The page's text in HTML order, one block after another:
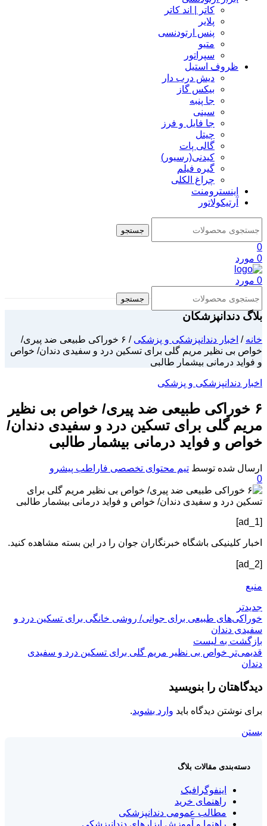
کاتر | اند کاتر
پلایر
پنس ارتودنسی
متیو
سپراتور
ظروف استیل
دیش درب دار
بیکس گاز
جا پنبه
سینی
جا فایل و فرز
چیتل
گالی پات
کیدنی(رسیور)
گیره فیلم
چراغ الکلی
اینسترومنت
آرتیکولاتور
جستجو
0
0 مورد
0 مورد
جستجو
بلاگ دندانپزشکان
خانه / اخبار دندانپزشکی و پزشکی /
۶ خوراکی طبیعی ضد پیری/
خواص بی نظیر مریم گلی برای تسکین درد و سفیدی دندان/ خواص
و فواید درمانی بیشمار طالبی
اخبار دندانپزشکی و پزشکی
۶ خوراکی طبیعی ضد پیری/ خواص بی نظیر
مریم گلی برای تسکین درد و سفیدی دندان/
خواص و فواید درمانی بیشمار طالبی
ارسال شده توسط تیم محتوای تخصصی فاراطب پیشرو
0
[ad_1]
اخبار کلینیکی باشگاه خبرنگاران جوان را در این بسته مشاهده کنید.
[ad_2]
منبع
جدیدتر
خوراکی‌های طبیعی برای جوانی/ روشی خانگی برای تسکین درد و
سفیدی دندان
بازگشت بە لیست
قدیمی‌تر خواص بی نظیر مریم گلی برای تسکین درد و سفیدی
دندان
دیدگاهتان را بنویسید
برای نوشتن دیدگاه باید وارد بشوید.
بستن
دسته‌بندی مقالات بلاگ
اینفوگرافیک
راهنمای خرید
مطالب عمومی دندانپزشکی
راهنما و آموزش ابزارهای دندانپزشکی